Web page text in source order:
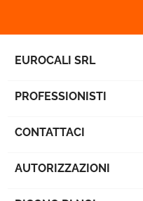
EUROCALI SRL
PROFESSIONISTI
CONTATTACI
AUTORIZZAZIONI